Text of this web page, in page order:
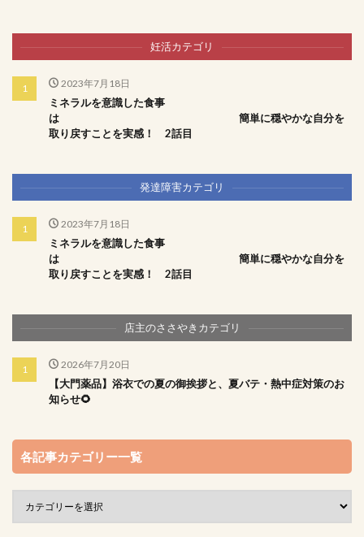
妊活カテゴリ
2023年7月18日
ミネラルを意識した食事
は 簡単に穏やかな自分を
取り戻すことを実感！ 2話目
発達障害カテゴリ
2023年7月18日
ミネラルを意識した食事
は 簡単に穏やかな自分を
取り戻すことを実感！ 2話目
店主のささやきカテゴリ
2026年7月20日
【大門薬品】浴衣での夏の御挨拶と、夏バテ・熱中症対策のお
知らせ🌻
各記事カテゴリー一覧